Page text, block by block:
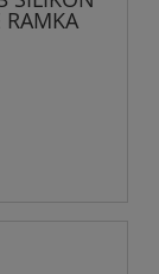
RAMKA